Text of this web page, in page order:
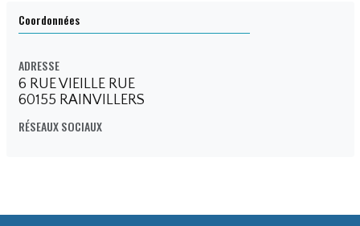
R CONSEI
Coordonnées
ADRESSE
6 RUE VIEILLE RUE
60155 RAINVILLERS
RÉSEAUX SOCIAUX